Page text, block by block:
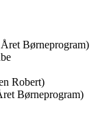
Børneprogram)
Robert)
Børneprogram)